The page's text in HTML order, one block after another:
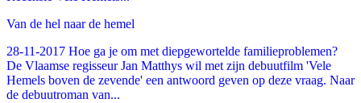
Van de hel naar de hemel
28-11-2017 Hoe ga je om met diepgewortelde familieproblemen?
De Vlaamse regisseur Jan Matthys wil met zijn debuutfilm 'Vele
Hemels boven de zevende' een antwoord geven op deze vraag. Naar
de debuutroman van...